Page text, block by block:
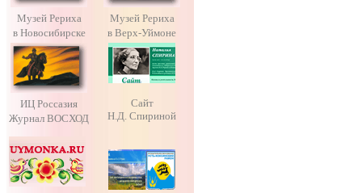
Музей Рериха
в Новосибирске
Музей Рериха
в Верх-Уймоне
ИЦ Россазия
Журнал ВОСХОД
Сайт
Н.Д. Спириной